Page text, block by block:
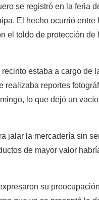
se registró en la feria
El hecho ocurrió
el toldo de protección de
estaba a cargo de
reportes
lo que dejó un
jalar la mercadería sin
de mayor valor
su